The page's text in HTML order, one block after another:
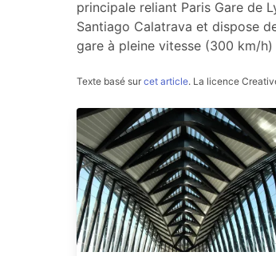
principale reliant Paris Gare de
Santiago Calatrava et dispose
gare à pleine vitesse (300 km/
Texte basé sur cet article. La licence